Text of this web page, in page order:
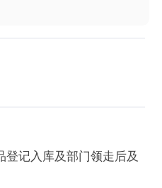
记入库及部门领走后及